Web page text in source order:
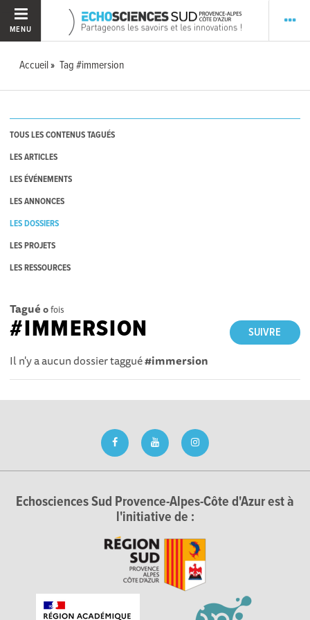
MENU
Accueil Tag #immersion
TOUS LES CONTENUS TAGUÉS
LES ARTICLES
LES ÉVÉNEMENTS
LES ANNONCES
LES DOSSIERS
LES PROJETS
LES RESSOURCES
Tagué 0fois
SUIVRE
#IMMERSION
Il n'y a aucun dossier taggué#immersion
Echosciences Sud Provence-Alpes-Côte d'Azur est à
l'initiative de :